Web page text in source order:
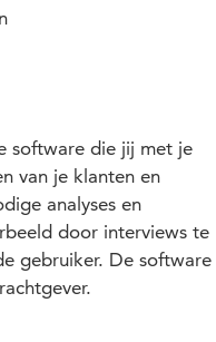
software die jij met je
van je klanten en
analyses en
door interviews te
gebruiker. De software